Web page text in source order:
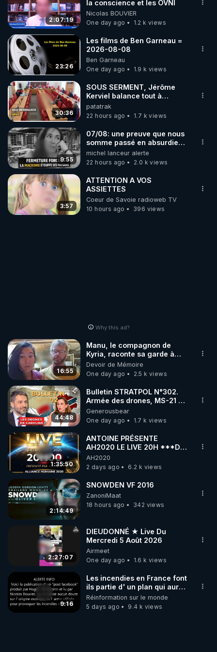
▶ 30 jours gratuit sur l’application de méditation et
de bien-être ENVOL :
Rendez-vous sur https://www.envol.app/code
le code : REGENERE
2:07:19
la conscience et les OVNI
Nicolas BOUVIER
One day ago
1.2 k views
23:26
Les films de Ben Garneau =
2026-08-08
Ben Garneau
One day ago
1.9 k views
30:36
SOUS SERMENT, Jérôme
Kerviel balance tout à
l'Assemblée !
patatrak
22 hours ago
1.7 k views
9:55
07/08: une preuve que nous
somme passé en absurdie
une dictature qui veut faire
taire ses opposant !
michel lanceur alerte
22 hours ago
2.0 k views
3:57
ATTENTION A VOS
ASSIETTES
Coeur de Savoie radioweb TV
10 hours ago
396 views
Why this ad?
16:55
Manu, le compagnon de
Kyria, raconte sa garde à
vue musclée. PARTAGEZ!
Devoir de Mémoire
One day ago
2.5 k views
44:48
Bulletin STRATPOL N°302.
Armée des drones, MS-21 en
série, missiles coréens.
07.08.2026.
Generousbear
One day ago
1.7 k views
1:35:50
ANTOINE PRÉSENTE
AH2020 LE LIVE 20H ***DU
06/08/2026***
AH2020
2 days ago
6.2 k views
2:14:49
SNOWDEN VF 2016
ZanoniMaat
18 hours ago
342 views
2:27:07
DIEUDONNÉ ★ Live Du
Mercredi 5 Août 2026
Airmeet
One day ago
1.6 k views
9:16
Les incendies en France font
ils partie d' un plan qui aurait
débuté le 11 septembre 2001
?
Réinformation sur le monde
5 days ago
9.4 k views